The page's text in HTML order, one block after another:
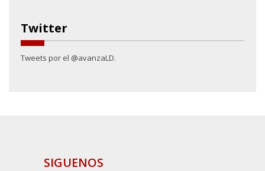
Twitter
Tweets por el @avanzaLD.
SIGUENOS